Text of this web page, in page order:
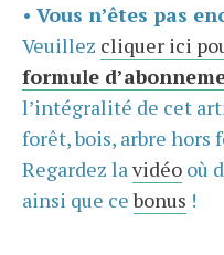
• Vous n’êtes pas
Veuillez cliquer ici
formule
l’intégralité de cet
forêt, bois, arbre hors
Regardez lavidéo où
ainsi que cebonus !